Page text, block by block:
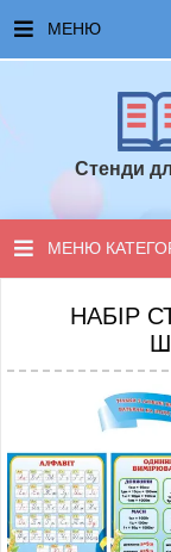
МЕНЮ
ЧАСТІ
ТОПОВІ
Стенди
МЕНЮ
СТЕНДИ
СТЕНДИ
СТЕНДИ
СТЕНДИ
ІНШЕ
НАБІР